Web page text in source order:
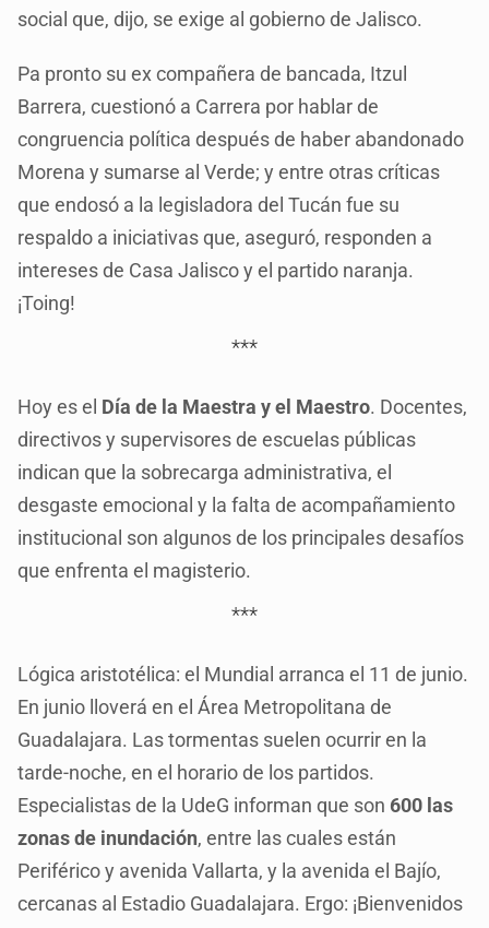
social que, dijo, se exige al gobierno de Jalisco.
Pa pronto su ex compañera de bancada, Itzul
Barrera, cuestionó a Carrera por hablar de
congruencia política después de haber abandonado
Morena y sumarse al Verde; y entre otras críticas
que endosó a la legisladora del Tucán fue su
respaldo a iniciativas que, aseguró, responden a
intereses de Casa Jalisco y el partido naranja.
¡Toing!
***
Hoy es el Día de la Maestra y el Maestro. Docentes,
directivos y supervisores de escuelas públicas
indican que la sobrecarga administrativa, el
desgaste emocional y la falta de acompañamiento
institucional son algunos de los principales desafíos
que enfrenta el magisterio.
***
Lógica aristotélica: el Mundial arranca el 11 de junio.
En junio lloverá en el Área Metropolitana de
Guadalajara. Las tormentas suelen ocurrir en la
tarde-noche, en el horario de los partidos.
Especialistas de la UdeG informan que son 600 las
zonas de inundación, entre las cuales están
Periférico y avenida Vallarta, y la avenida el Bajío,
cercanas al Estadio Guadalajara. Ergo: ¡Bienvenidos